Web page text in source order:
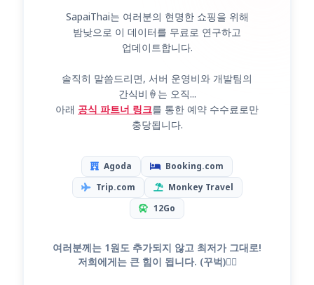
SapaiThai는 여러분의 현명한 쇼핑을 위해
밤낮으로 이 데이터를 무료로 연구하고
업데이트합니다.
솔직히 말씀드리면, 서버 운영비와 개발팀의
간식비🍦는 오직...
아래 공식 파트너 링크를 통한 예약 수수료로만
충당됩니다.
Agoda
Booking.com
Trip.com
Monkey Travel
12Go
여러분께는 1원도 추가되지 않고 최저가 그대로!
저희에게는 큰 힘이 됩니다. (꾸벅)🙇‍♂️